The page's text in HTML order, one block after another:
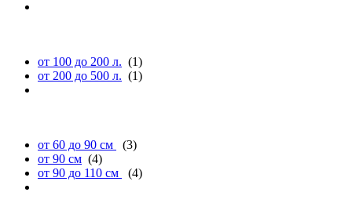
от 100 до 200 л. (1)
от 200 до 500 л. (1)
от 60 до 90 см
(3)
от 90 см (4)
от 90 до 110 см
(4)